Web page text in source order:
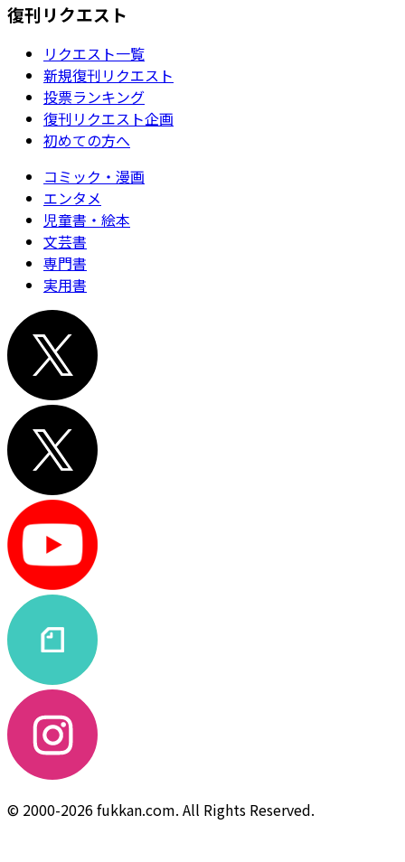
復刊リクエスト
リクエスト一覧
新規復刊リクエスト
投票ランキング
復刊リクエスト企画
初めての方へ
コミック・漫画
エンタメ
児童書・絵本
文芸書
専門書
実用書
© 2000-2026 fukkan.com. All Rights Reserved.